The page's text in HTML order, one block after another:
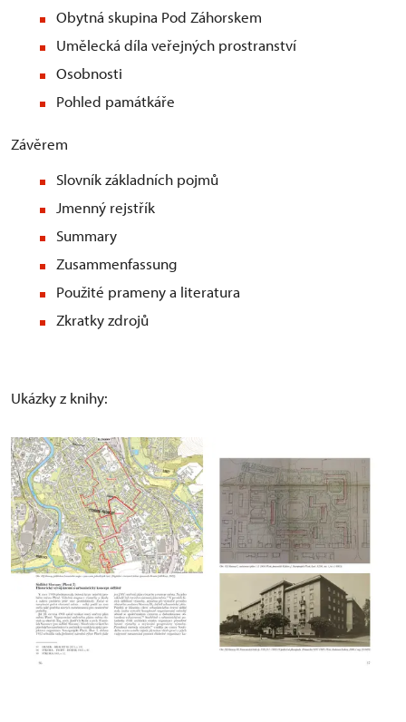
Obytná skupina Pod Záhorskem
Umělecká díla veřejných prostranství
Osobnosti
Pohled památkáře
Závěrem
Slovník základních pojmů
Jmenný rejstřík
Summary
Zusammenfassung
Použité prameny a literatura
Zkratky zdrojů
Ukázky z knihy: